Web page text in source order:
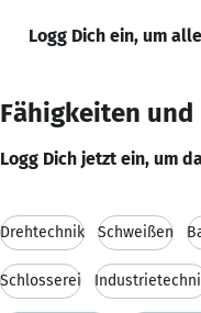
Logg Dich ein, um
Fähigkeiten
Logg Dich jetzt ein, um
Drehtechnik Schweißen
Schlosserei